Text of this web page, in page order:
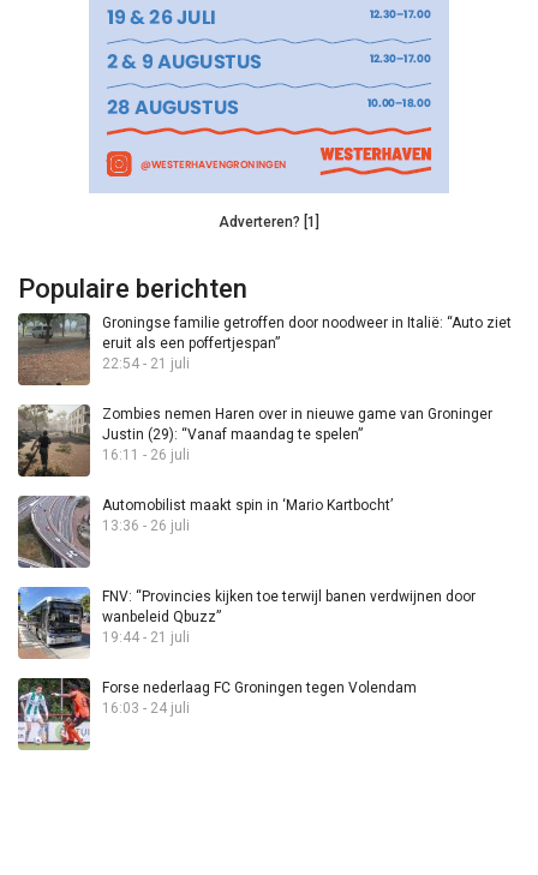
Adverteren? [1]
Populaire berichten
Groningse familie getroffen door noodweer in Italië: “Auto ziet
eruit als een poffertjespan”
22:54 - 21 juli
Zombies nemen Haren over in nieuwe game van Groninger
Justin (29): “Vanaf maandag te spelen”
16:11 - 26 juli
Automobilist maakt spin in ‘Mario Kartbocht’
13:36 - 26 juli
FNV: “Provincies kijken toe terwijl banen verdwijnen door
wanbeleid Qbuzz”
19:44 - 21 juli
Forse nederlaag FC Groningen tegen Volendam
16:03 - 24 juli